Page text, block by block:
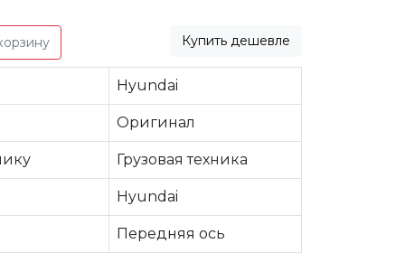
Купить дешевле
Hyundai
Оригинал
Грузовая техника
Hyundai
Передняя ось